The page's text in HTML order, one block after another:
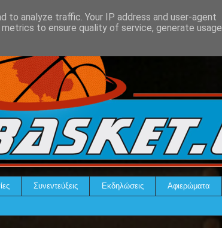
Συνεντεύξεις Εκδηλώσεις Αφιερώματα
to analyze traffic. Your IP address and user-agent
to ensure quality of service, generate usage